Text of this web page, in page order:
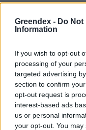
Greendex - Do Not
Information
If you wish to opt-out
processing of your
targeted advertising
section to confirm
opt-out request is
interest-based ads
us or personal
your opt-out. You
Pár éven
Podcast
PODCAST Novák